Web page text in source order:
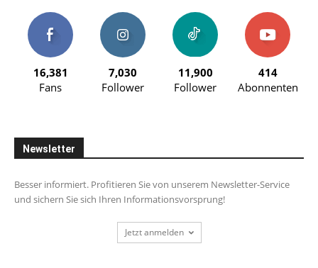
16,381
Fans
7,030
Follower
11,900
Follower
414
Abonnenten
Newsletter
Besser informiert. Profitieren Sie von unserem Newsletter-Service
und sichern Sie sich Ihren Informationsvorsprung!
Jetzt anmelden